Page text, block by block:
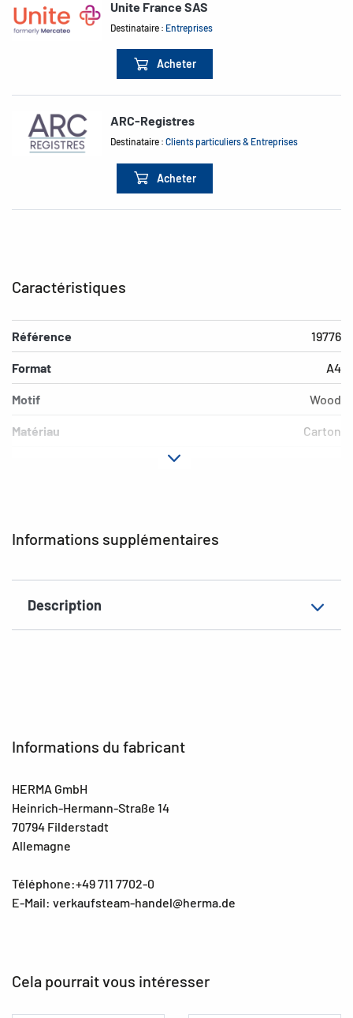
Unite France SAS
Destinataire : Entreprises
Acheter
ARC-Registres
Destinataire :Clients particuliers & Entreprises
Acheter
Informations supplémentaires
Description
Caractéristiques
Référence 19776
Format A4
Motif Wood
Matériau Carton
EAN
Informations du fabricant
HERMA GmbH
Heinrich-Hermann-Straße 14
70794 Filderstadt
Allemagne
Téléphone:+49 711 7702-0
E-Mail: verkaufsteam-handel@herma.de
Cela pourrait vous intéresser